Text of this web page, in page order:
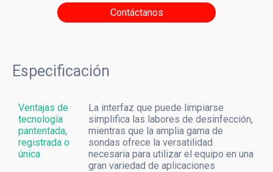
Inmunoensayo
Uroanálisis
VHS
Contáctanos
Especificación
Ventajas de
tecnología
pantentada,
registrada o
única
La interfaz que puede limpiarse
simplifica las labores de desinfección,
mientras que la amplia gama de
sondas ofrece la versatilidad
necesaria para utilizar el equipo en una
gran variedad de aplicaciones